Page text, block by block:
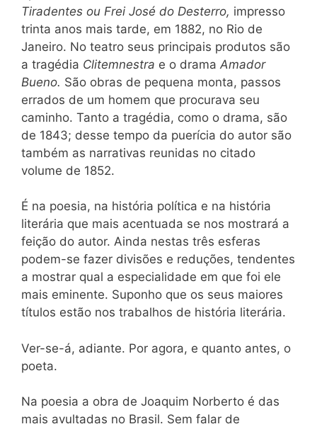
Tiradentes ou Frei José do Desterro, impresso
trinta anos mais tarde, em 1882, no Rio de
Janeiro. No teatro seus principais produtos são
a tragédia Clitemnestra e o drama Amador
Bueno. São obras de pequena monta, passos
errados de um homem que procurava seu
caminho. Tanto a tragédia, como o drama, são
de 1843; desse tempo da puerícia do autor são
também as narrativas reunidas no citado
volume de 1852.
É na poesia, na história política e na história
literária que mais acentuada se nos mostrará a
feição do autor. Ainda nestas três esferas
podem-se fazer divisões e reduções, tendentes
a mostrar qual a especialidade em que foi ele
mais eminente. Suponho que os seus maiores
títulos estão nos trabalhos de história literária.
Ver-se-á, adiante. Por agora, e quanto antes, o
poeta.
Na poesia a obra de Joaquim Norberto é das
mais avultadas no Brasil. Sem falar de